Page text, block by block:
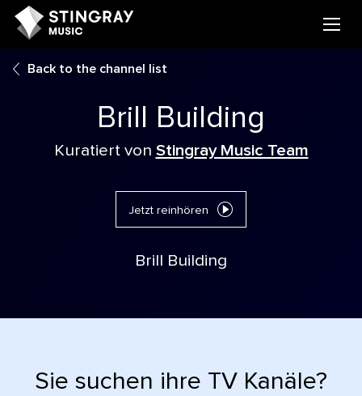
Back to the channel list
Brill Building
Kuratiert von Stingray Music Team
Jetzt reinhören
Brill Building
Sie suchen ihre TV Kanäle?